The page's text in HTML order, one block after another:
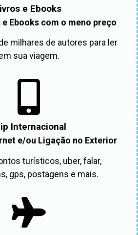
e Ebooks
Ebooks com o meno preço
milhares de autores para ler
sua viagem.
Internacional
e/ou Ligação no Exterior
turísticos, uber, falar,
gps, postagens e mais.